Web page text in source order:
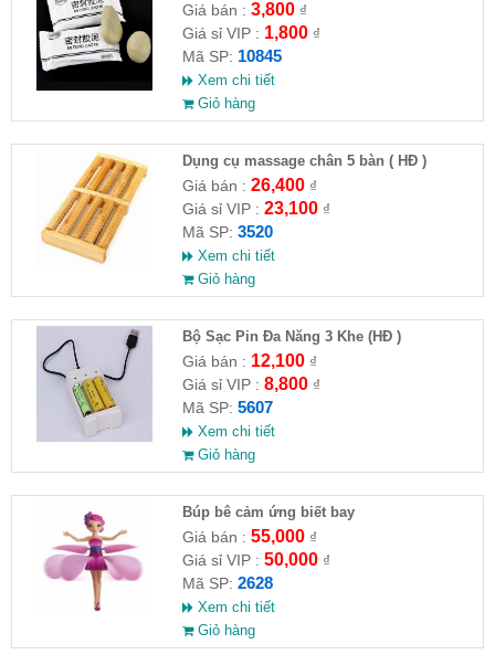
Giá bán : 3,800₫
Giá sỉ VIP : 1,800₫
Mã SP: 10845
Xem chi tiết
Giỏ hàng
Dụng cụ massage chân 5 bàn ( HĐ )
Giá bán : 26,400₫
Giá sỉ VIP : 23,100₫
Mã SP: 3520
Xem chi tiết
Giỏ hàng
Bộ Sạc Pin Đa Năng 3 Khe (HĐ )
Giá bán : 12,100₫
Giá sỉ VIP : 8,800₫
Mã SP: 5607
Xem chi tiết
Giỏ hàng
​Búp bê cảm ứng biết bay
Giá bán : 55,000₫
Giá sỉ VIP : 50,000₫
Mã SP: 2628
Xem chi tiết
Giỏ hàng